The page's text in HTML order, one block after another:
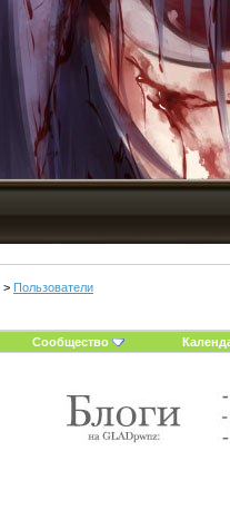
> Пользователи
Сообщество